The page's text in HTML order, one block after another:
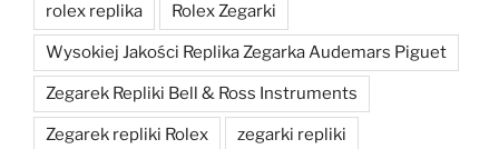
rolex replika Rolex Zegarki
Wysokiej Jakości Replika Zegarka Audemars Piguet
Zegarek Repliki Bell & Ross Instruments
Zegarek repliki Rolex zegarki repliki